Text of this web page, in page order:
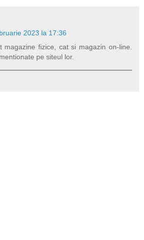
2023 la 17:36
magazine fizice, cat si magazin on-line.
pe siteul lor.